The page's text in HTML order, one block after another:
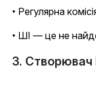
• Регулярна
• ШІ — це не
3. Створювач